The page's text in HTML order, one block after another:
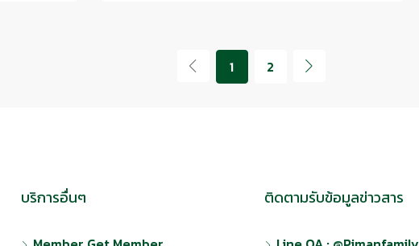
1 2
บริการอื่นๆ ติดตามรับข้อมูลข่าวสาร